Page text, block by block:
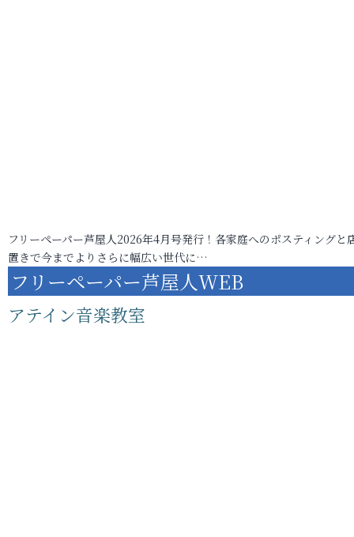
フリーペーパー芦屋人2026年4月号発行！各家庭へのポスティングと
置きで今までよりさらに幅広い世代に…
フリーペーパー芦屋人WEB
アテイン音楽教室